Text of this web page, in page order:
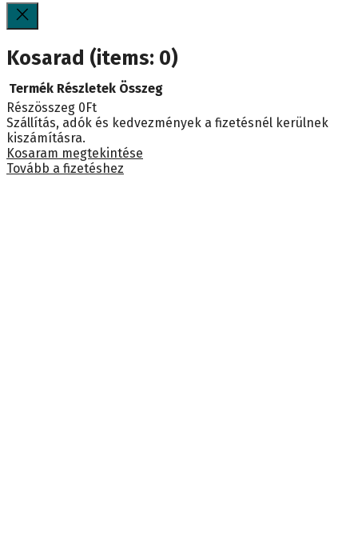
Kosarad (items: 0)
Termékek
a
kosárban
Termék Részletek Összeg
Részösszeg 0Ft
Szállítás, adók és kedvezmények a fizetésnél kerülnek
kiszámításra.
Kosaram megtekintése
Tovább a fizetéshez